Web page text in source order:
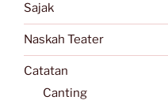
Sajak
Naskah Teater
Catatan
Canting